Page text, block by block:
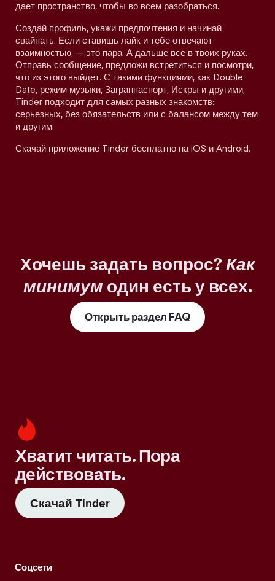
дает пространство, чтобы во всем разобраться.
Создай профиль, укажи предпочтения и начинай
свайпать. Если ставишь лайк и тебе отвечают
взаимностью, — это пара. А дальше все в твоих руках.
Отправь сообщение, предложи встретиться и посмотри,
что из этого выйдет. С такими функциями, как Double
Date, режим музыки, Загранпаспорт, Искры и другими,
Tinder подходит для самых разных знакомств:
серьезных, без обязательств или с балансом между тем
и другим.
Скачай приложение Tinder бесплатно на iOS и Android.
Хочешь задать вопрос? Как
минимум один есть у всех.
Открыть раздел FAQ
Хватит читать. Пора
действовать.
Скачай Tinder
Соцсети